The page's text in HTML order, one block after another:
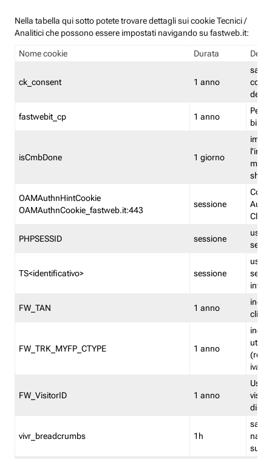
Nella tabella qui sotto potete trovare dettagli sui cookie Tecnici /
Analitici che possono essere impostati navigando su fastweb.it:
Nome cookie Durata
ck_consent 1 anno
salva
dei
fastwebit_cp 1 anno
isCmbDone 1 giorno
shp
OAMAuthnHintCookie
OAMAuthnCookie_fastweb.it:443
sessione
PHPSESSID sessione
TS<identificativo> sessione
FW_TAN 1 anno
FW_TRK_MYFP_CTYPE 1 anno
iva/
FW_VisitorID 1 anno
vivr_breadcrumbs 1h
salva
su